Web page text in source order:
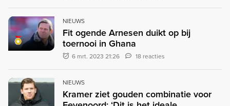
NIEUWS
Fit ogende Arnesen duikt op bij
toernooi in Ghana
6 mrt. 2023 21:26 18 reacties
NIEUWS
Kramer ziet gouden combinatie voor